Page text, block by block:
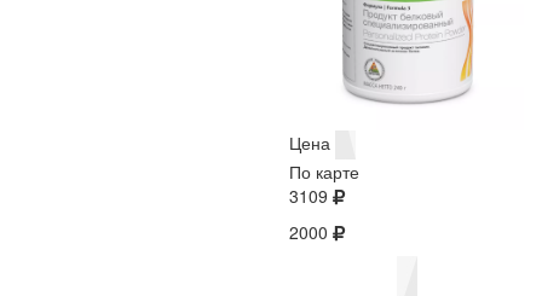
Цена
По карте
3109
2000